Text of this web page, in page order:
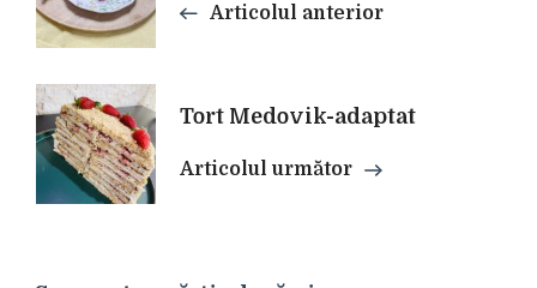
în
articole
Articolul anterior
Tort Medovik-adaptat
Articolul următor